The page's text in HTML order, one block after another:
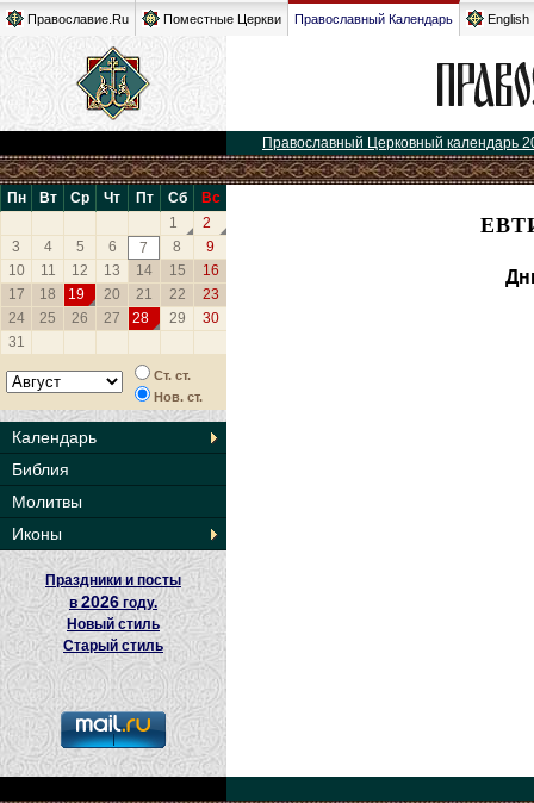
Православие.Ru Поместные Церкви Православный Календарь English
Православный Церковный календарь
Пн Вт Ср Чт Пт Сб
Вс
1
2
3
4 5 6 7 8
9
10
11 12 13 14 15
16
17
18 19 20 21 22
23
24
25 26 27 28 29
30
31
Ст. ст.
Нов. ст.
Календарь
Библия
Молитвы
Иконы
Праздники и посты
в2026 году.
Новый стиль
Старый стиль